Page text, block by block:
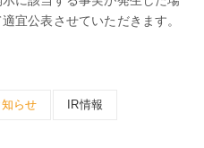
宜公表させていただきます。
らせ IR情報